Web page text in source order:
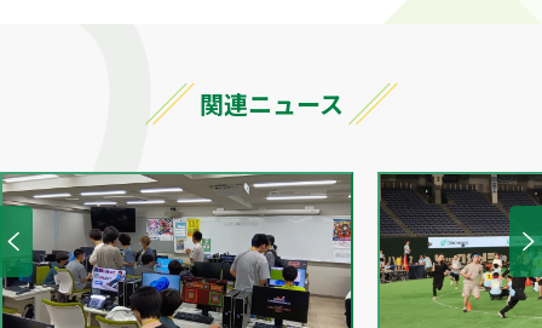
関連ニュース